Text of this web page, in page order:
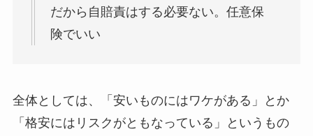
だから自賠責はする必要ない。任意保
険でいい
全体としては、「安いものにはワケがある」とか
「格安にはリスクがともなっている」というもの